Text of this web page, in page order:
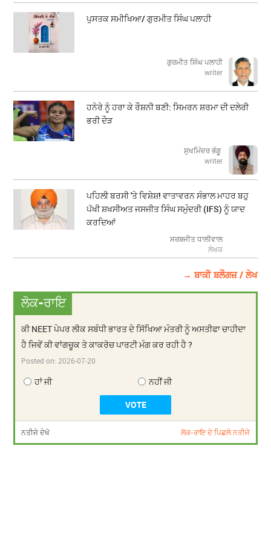
ਪੁਸਤਕ ਸਮੀਖਿਆ/ ਗੁਰਮੀਤ ਸਿੰਘ ਪਲਾਹੀ
ਗੁਰਮੀਤ ਸਿੰਘ ਪਲਾਹੀ
writer
ਹਨੇਰੇ ਨੂੰ ਹਰਾ ਕੇ ਰੌਸ਼ਨੀ ਬਣੀ: ਸਿਮਰਨ ਸ਼ਰਮਾ ਦੀ ਦਲੇਰੀ
ਭਰੀ ਦੌੜ
ਸੁਖਮਿੰਦਰ ਭੰਗੂ
writer
ਪਹਿਲੀ ਬਰਸੀ 'ਤੇ ਵਿਸ਼ੇਸ਼! ਵਾਤਾਵਰਨ ਸੰਭਾਲ ਮਾਹਰ ਬਹੁ
ਪੱਖੀ ਸ਼ਖਸੀਅਤ ਜਸਜੀਤ ਸਿੰਘ ਸਮੁੰਦਰੀ (IFS) ਨੂੰ ਯਾਦ
ਕਰਦਿਆਂ
ਸਰਬਜੀਤ ਧਾਲੀਵਾਲ
ਲੇਖਕ
→ ਬਾਕੀ ਬਲੌਗਜ਼ / ਲੇਖ
ਲੋਕ-ਰਾਇ
ਕੀ NEET ਪੇਪਰ ਲੀਕ ਸਬੰਧੀ ਭਾਰਤ ਦੇ ਸਿੱਖਿਆ ਮੰਤਰੀ ਨੂੰ ਅਸਤੀਫਾ ਚਾਹੀਦਾ
ਹੈ ਜਿਵੇਂ ਕੀ ਵਾਂਗਚੂਕ ਤੇ ਕਾਕਰੋਚ ਪਾਰਟੀ ਮੰਗ ਕਰ ਰਹੀ ਹੈ ?
Posted on:2026-07-20
ਹਾਂ ਜੀ ਨਹੀਂ ਜੀ
ਨਤੀਜੇ ਦੇਖੋ ਲੋਕ-ਰਾਇ ਦੇ ਪਿਛਲੇ ਨਤੀਜੇ